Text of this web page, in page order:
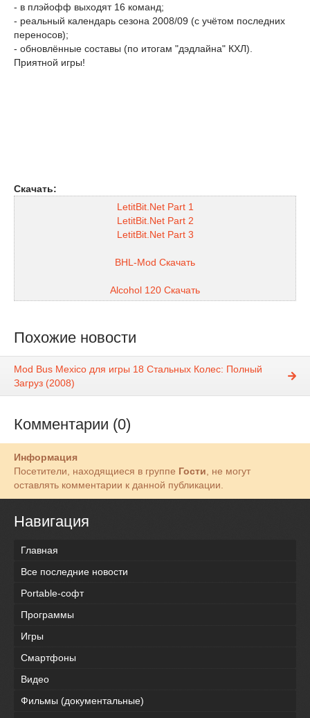
- в плэйофф выходят 16 команд;
- реальный календарь сезона 2008/09 (с учётом последних
переносов);
- обновлённые составы (по итогам "дэдлайна" КХЛ).
Приятной игры!
Скачать:
LetitBit.Net Part 1
LetitBit.Net Part 2
LetitBit.Net Part 3
BHL-Mod Скачать
Alcohol 120 Скачать
Похожие новости
Mod Bus Mexico для игры 18 Стальных Колес: Полный
Загруз (2008)
Комментарии (0)
Информация
Посетители, находящиеся в группе Гости , не могут
оставлять комментарии к данной публикации.
Навигация
Главная
Все последние новости
Portable-софт
Программы
Игры
Смартфоны
Видео
Фильмы (документальные)